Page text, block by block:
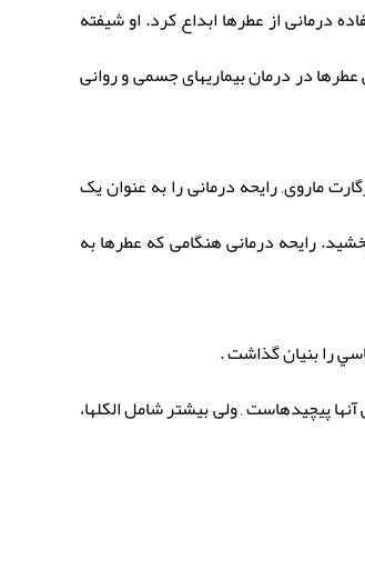
استفاده درمانی از عطرها ابداع کرد. او شیفته
در درمان بیماریهای جسمی و روانی
ماروی, رایحه درمانی را به عنوان یک
رایحه درمانی هنگامی که عطرها به
پیچیدهاست , ولی بیشتر شامل الکلها،